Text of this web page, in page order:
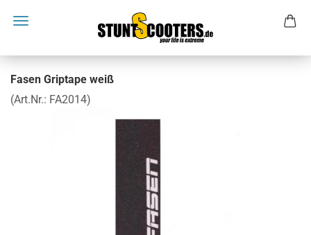
Fasen Griptape weiß
(Art.Nr.: FA2014)